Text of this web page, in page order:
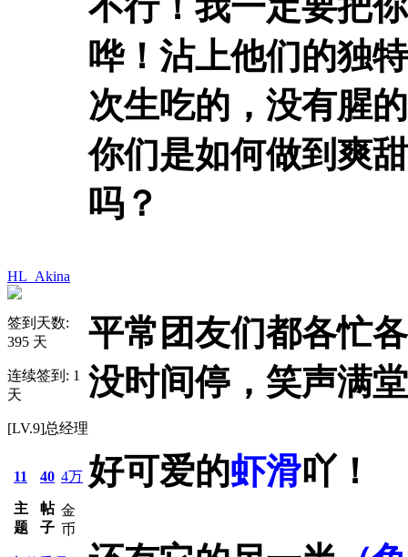
HL_Akina
签到天数:
395 天
连续签到: 1
天
[LV.9]总经理
11
主
题
40
帖
子
4万
金
币
哗！沾上他们的独
次生吃的，没有腥
你们是如何做到爽
吗？
平常团友们都各忙
没时间停，笑声满
好可爱的虾滑吖！